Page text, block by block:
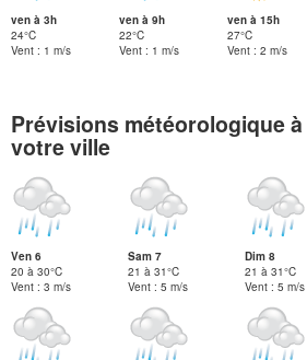
ven à 3h
24°C
Vent : 1 m/s
ven à 9h
22°C
Vent : 1 m/s
ven à 15h
27°C
Vent : 2 m/s
Prévisions météorologique
votre ville
Ven 6
20 à 30°C
Vent : 3 m/s
Sam 7
21 à 31°C
Vent : 5 m/s
Dim 8
21 à 31°C
Vent : 5 m/s